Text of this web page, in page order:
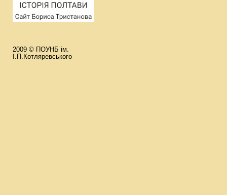
2009 © ПОУНБ ім.
І.П.Котляревського